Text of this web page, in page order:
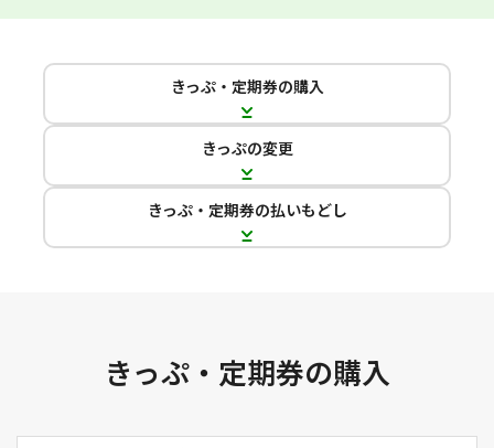
きっぷ・定期券の購入
きっぷの変更
きっぷ・定期券の払いもどし
きっぷ・定期券の購入